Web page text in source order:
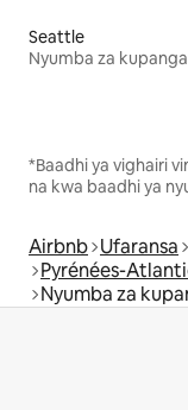
Seattle
*Baadhi ya vighairi
na kwa baadhi ya
Airbnb Ufaransa
Pyrénées-
Nyumba za